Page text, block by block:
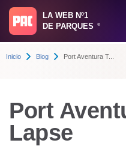
LA WEB Nº1
DE PARQUES
®
Inicio Blog Port Aventura T...
Port
Lapse